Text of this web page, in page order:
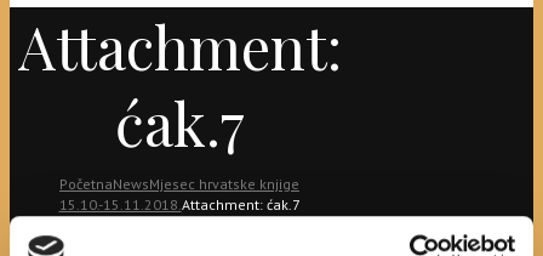
Attachment:
ćak.7
PočetnaNewsMjesec hrvatske knjige
15.10.-15.11.2018.Attachment: ćak.7